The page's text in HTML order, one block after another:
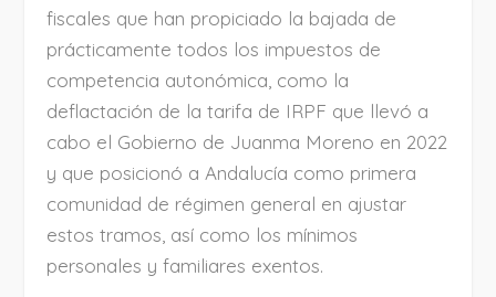
fiscales que han propiciado la bajada de
prácticamente todos los impuestos de
competencia autonómica, como la
deflactación de la tarifa de IRPF que llevó a
cabo el Gobierno de Juanma Moreno en 2022
y que posicionó a Andalucía como primera
comunidad de régimen general en ajustar
estos tramos, así como los mínimos
personales y familiares exentos.